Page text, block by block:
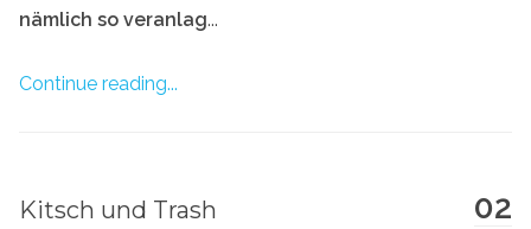
nämlich so veranlag...
Continue reading...
02
Kitsch und Trash